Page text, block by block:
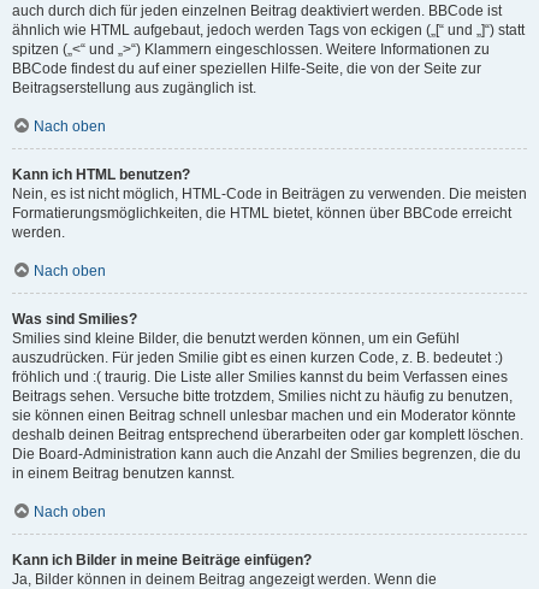
auch durch dich für jeden einzelnen Beitrag deaktiviert werden. BBCode ist
ähnlich wie HTML aufgebaut, jedoch werden Tags von eckigen („[“ und „]“) statt
spitzen („<“ und „>“) Klammern eingeschlossen. Weitere Informationen zu
BBCode findest du auf einer speziellen Hilfe-Seite, die von der Seite zur
Beitragserstellung aus zugänglich ist.
Nach oben
Kann ich HTML benutzen?
Nein, es ist nicht möglich, HTML-Code in Beiträgen zu verwenden. Die meisten
Formatierungsmöglichkeiten, die HTML bietet, können über BBCode erreicht
werden.
Nach oben
Was sind Smilies?
Smilies sind kleine Bilder, die benutzt werden können, um ein Gefühl
auszudrücken. Für jeden Smilie gibt es einen kurzen Code, z. B. bedeutet :)
fröhlich und :( traurig. Die Liste aller Smilies kannst du beim Verfassen eines
Beitrags sehen. Versuche bitte trotzdem, Smilies nicht zu häufig zu benutzen,
sie können einen Beitrag schnell unlesbar machen und ein Moderator könnte
deshalb deinen Beitrag entsprechend überarbeiten oder gar komplett löschen.
Die Board-Administration kann auch die Anzahl der Smilies begrenzen, die du
in einem Beitrag benutzen kannst.
Nach oben
Kann ich Bilder in meine Beiträge einfügen?
Ja, Bilder können in deinem Beitrag angezeigt werden. Wenn die